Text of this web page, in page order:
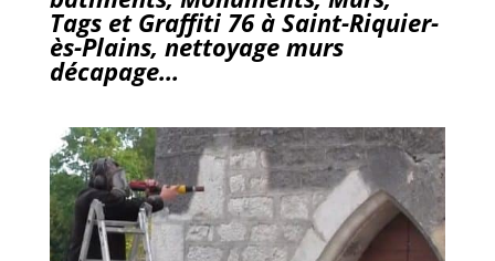
Tags et Graffiti 76 à Saint-Riquier-
ès-Plains, nettoyage murs
décapage…